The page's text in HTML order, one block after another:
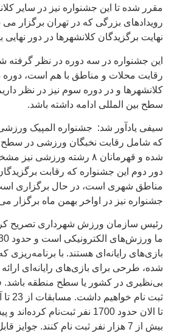
مقرر شده تا این جشنواره نیز در سایر
رویدادهای بزرگی که در تهران برگزار می
نهایت برگزیدگان کلانشهرها در دور نهایی
این جشنواره در سه دوره در نظر
رقابت محلات و مناطق با هم است، دوره
کلانشهرها و در دوره سوم نیز در نظر
سطح بین المللی ادامه داشته باشد.
سیفی یادآور شد: جشنواره المپیک
که شامل رقابت نخبگان ورزشی در سطح
شده و قهرمانان ۸ رشته
دور دوم این جشنواره که رقابت
مناطق شهری است، در حال برگزاری است
جشنواره نیز در اواخر بهمن ماه برگزار
رئیس سازمان ورزش شهرداری تصریح
بازی‌های رایانه‌ای هستند. با برنامه‌ریزی
شده، طرحی برای بازی‌های رایانه‌ای
ثبت
تا الان حدود 1700 نفر ثبت‌نام
بیش از 7 هزار نفر ثبت نام کنند.